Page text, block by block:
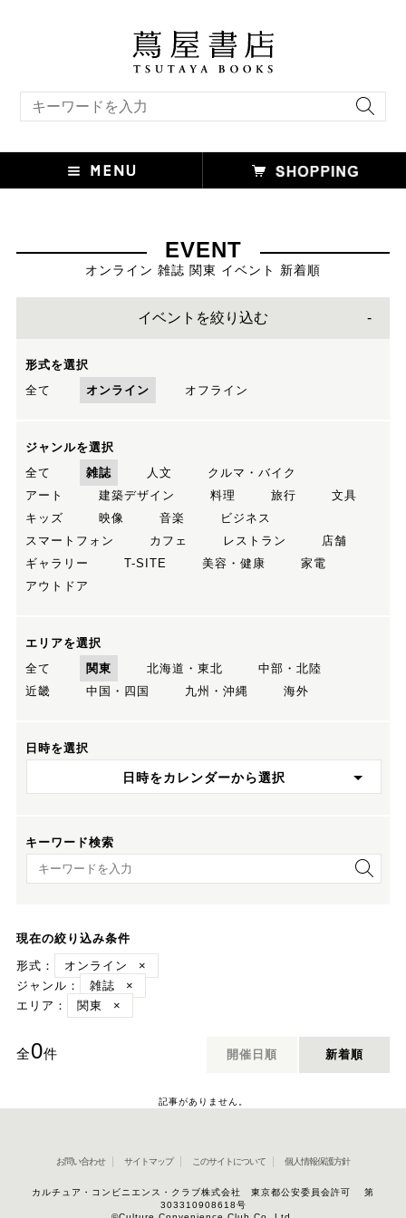
EVENT
オンライン 雑誌 関東 イベント 新着順
イベントを絞り込む
形式を選択
全て
オンライン オフライン
ジャンルを選択
全て
雑誌 人文
クルマ・バイク
アート
建築デザイン 料理 旅行
文具
キッズ
映像 音楽
ビジネス
スマートフォン
カフェ レストラン
店舗
ギャラリー
T-SITE 美容・健康
家電
アウトドア
エリアを選択
全て
関東 北海道・東北
中部・北陸
近畿
中国・四国 九州・沖縄 海外
日時を選択
日時をカレンダーから選択
キーワード検索
キーワード検索
現在の絞り込み条件
形式：
オンライン
×
ジャンル：
雑誌
×
エリア：
関東 ×
全0件 開催日順 新着順
記事がありません。
お問い合わせ サイトマップ このサイトについて 個人情報保護方針
カルチュア・コンビニエンス・クラブ株式会社 東京都公安委員会許可 第
303310908618号